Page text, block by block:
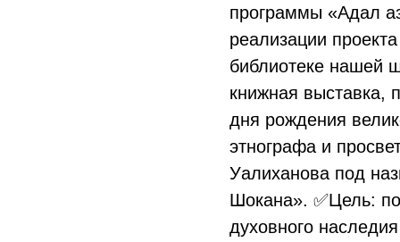
программы «Адал
реализации
библиотеке нашей
книжная выставка,
дня рождения
этнографа и
Уалиханова под
Шокана». ✅Цель:
духовного